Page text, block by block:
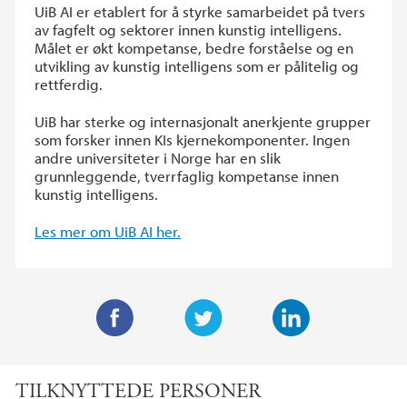
UiB AI er etablert for å styrke samarbeidet på tvers
av fagfelt og sektorer innen kunstig intelligens.
Målet er økt kompetanse, bedre forståelse og en
utvikling av kunstig intelligens som er pålitelig og
rettferdig.
UiB har sterke og internasjonalt anerkjente grupper
som forsker innen KIs kjernekomponenter. Ingen
andre universiteter i Norge har en slik
grunnleggende, tverrfaglig kompetanse innen
kunstig intelligens.
Les mer om UiB AI her.
i
TILKNYTTEDE PERSONER